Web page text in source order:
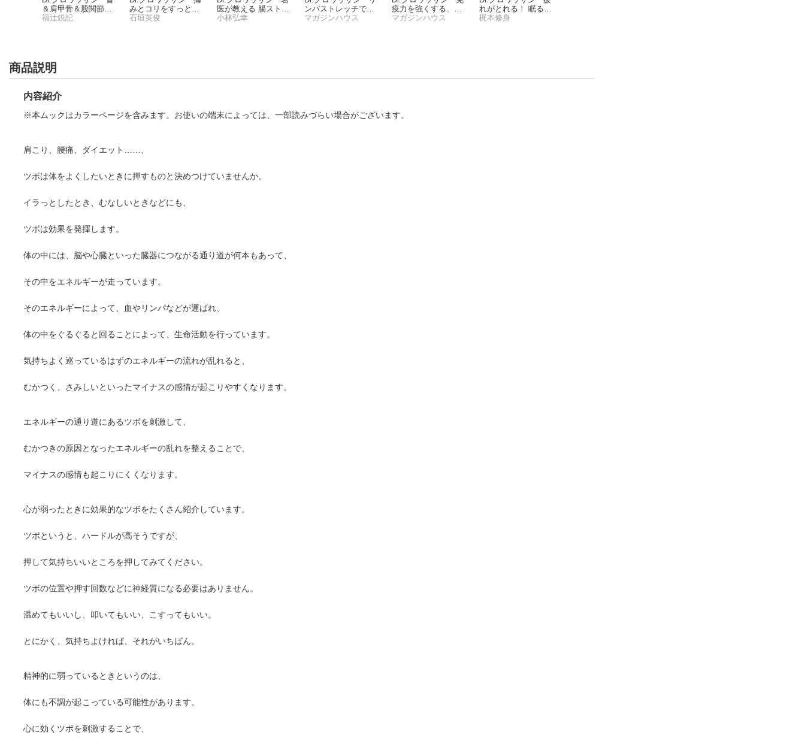
＆肩甲骨＆股関節ス
トレッチ。
福辻鋭記
みとコリをすっと消
す、自分でできる整
石垣英俊
医が教える 腸ストレ
ッチで、自律神経は
小林弘幸
ンパストレッチで不
調を治す！
マガジンハウス
疫力を強くする、疲
れない体のつくり方
マガジンハウス
れがとれる！ 眠るコ
ツ。
梶本修身
商品説明
内容紹介
※本ムックはカラーページを含みます。お使いの端末によっては、一部読みづらい場合がございます。
肩こり、腰痛、ダイエット……、
ツボは体をよくしたいときに押すものと決めつけていませんか。
イラっとしたとき、むなしいときなどにも、
ツボは効果を発揮します。
体の中には、脳や心臓といった臓器につながる通り道が何本もあって、
その中をエネルギーが走っています。
そのエネルギーによって、血やリンパなどが運ばれ、
体の中をぐるぐると回ることによって、生命活動を行っています。
気持ちよく巡っているはずのエネルギーの流れが乱れると、
むかつく、さみしいといったマイナスの感情が起こりやすくなります。
エネルギーの通り道にあるツボを刺激して、
むかつきの原因となったエネルギーの乱れを整えることで、
マイナスの感情も起こりにくくなります。
心が弱ったときに効果的なツボをたくさん紹介しています。
ツボというと、ハードルが高そうですが、
押して気持ちいいところを押してみてください。
ツボの位置や押す回数などに神経質になる必要はありません。
温めてもいいし、叩いてもいい、こすってもいい。
とにかく、気持ちよければ、それがいちばん。
精神的に弱っているときというのは、
体にも不調が起こっている可能性があります。
心に効くツボを刺激することで、